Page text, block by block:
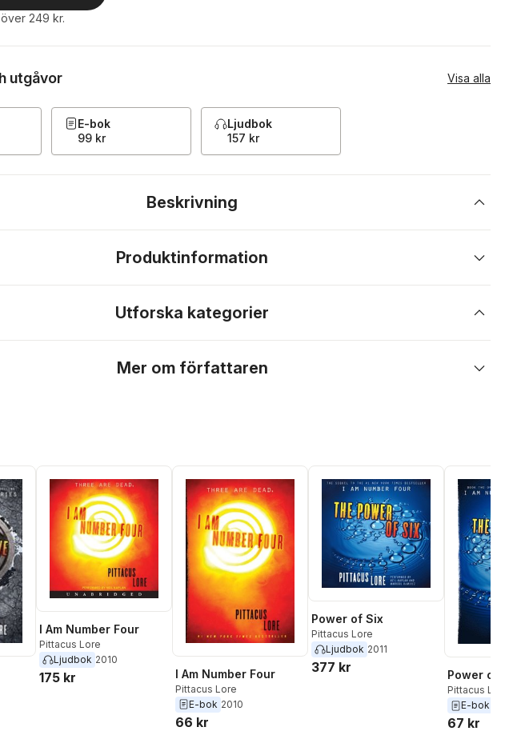
249 kr.
utgåvor Visa alla
E-bok
99 kr
Ljudbok
157 kr
Beskrivning
Produktinformation
Utforska kategorier
Mer om författaren
antal röster:
I Am Number Four
Pittacus Lore
Ljudbok 2010
175 kr I Am Number Four
Pittacus Lore
E-bok 2010
66 kr
Power of Six
Pittacus Lore
Ljudbok 2011
377 kr Power of Six
Pittacus Lore
E-bok
67 kr